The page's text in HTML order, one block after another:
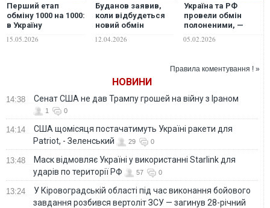
Перший етап
обміну 1000 на 1000:
в Україну
російського полону
15.05.2026
Буданов заявив,
коли відбудеться
новий обмін
12.04.2026
Україна та РФ
провели обмін
полоненими, —
05.02.2026
Правила коментування ! »
НОВИНИ
14:38 Сенат США не дав Трампу грошей на війну з Іраном
1 0
14:14
США щомісяця постачатимуть Україні ракети для
Patriot, - Зеленський
29 0
13:48
Маск відмовляє Україні у використанні Starlink для
ударів по території РФ
57 0
13:24
У Кіровоградській області під час виконання бойового
завдання розбився вертоліт ЗСУ — загинув 28-річний